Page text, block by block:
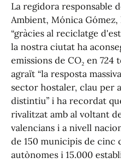
La regidora responsable
Ambient, Mónica Gómez,
“gràcies al reciclatge
la nostra ciutat ha
emissions de CO₂ en 724
agraït “la resposta
sector hostaler, clau per
distintiu” i ha recordat
rivalitzat amb al voltant
valencians i a nivell
de 150 municipis de cinc
autònomes i 15.000